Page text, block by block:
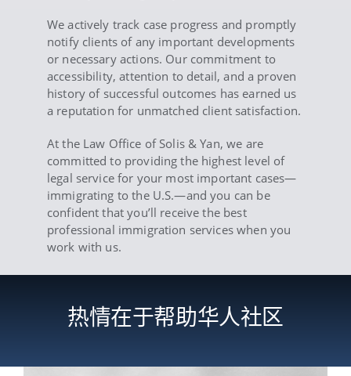
We actively track case progress and promptly
notify clients of any important developments
or necessary actions. Our commitment to
accessibility, attention to detail, and a proven
history of successful outcomes has earned us
a reputation for unmatched client satisfaction.
At the Law Office of Solis & Yan, we are
committed to providing the highest level of
legal service for your most important cases—
immigrating to the U.S.—and you can be
confident that you’ll receive the best
professional immigration services when you
work with us.
热情在于帮助华人社区